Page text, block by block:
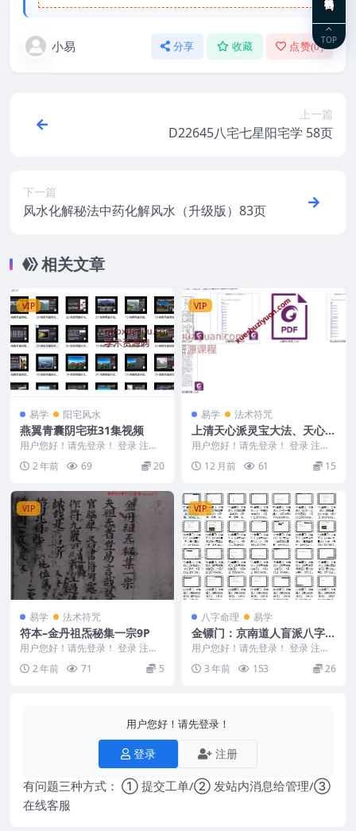
小易 分享 收藏 点赞(0)
上一篇
D22645八宅七星阳宅学 58页
下一篇
风水化解秘法中药化解风水（升级版）83页
相关文章
VIP
易学 阳宅风水
燕翼青囊阴宅班31集视频
用户您好！请先登录！ 登录 注册
燕翼青囊阴宅班 240683-2 01-燕
翼青...2 年前 69 20
VIP
易学 法术符咒
上清天心派灵宝大法、天心正
法、玉堂大法 等法本大合集P
DF文档5本Y
用户您好！请先登录！ 登录 注册
上清天心派灵宝大法、天心正法、
玉堂大法 等法本...
12 月前 61 15
VIP
易学 法术符咒
符本–金丹祖炁秘集一宗9P
用户您好！请先登录！ 登录 注册
符本–金丹祖炁秘集一宗 24109...
2 年前 71 5
VIP
八字命理 易学
金镖门：京南道人盲派八字内
部理气派正宗《十二串宫压
运》-2022年4月钉钉网络班
内部理气派课程
用户您好！请先登录！ 登录 注册
金镖门：京南道人盲派八字内部理
气派正宗《十二串...
3 年前 153 26
用户您好！请先登录！
登录 注册
有问题三种方式： ① 提交工单/② 发站内消息给管理/③
在线客服
TOP